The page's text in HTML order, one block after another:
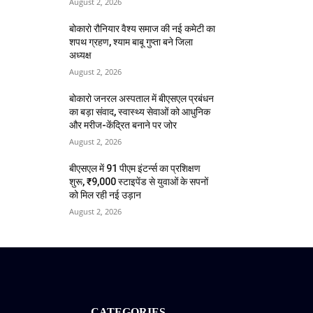
बोकारो रौनियार वैश्य समाज की नई कमेटी का
शपथ ग्रहण, श्याम बाबू गुप्ता बने जिला
अध्यक्ष
August 2, 2026
बोकारो जनरल अस्पताल में बीएसएल प्रबंधन
का बड़ा संवाद, स्वास्थ्य सेवाओं को आधुनिक
और मरीज-केंद्रित बनाने पर जोर
August 2, 2026
बीएसएल में 91 पीएम इंटर्न्स का प्रशिक्षण
शुरू, ₹9,000 स्टाइपेंड से युवाओं के सपनों
को मिल रही नई उड़ान
August 2, 2026